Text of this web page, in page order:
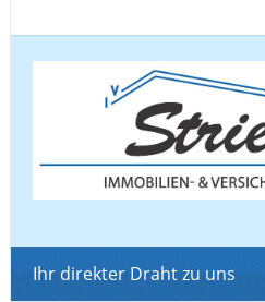
Ihr direkter Draht zu uns